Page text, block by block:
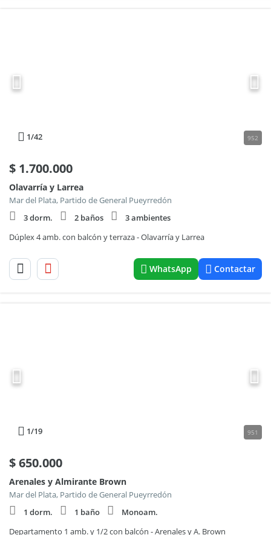
1/42 952
$ 1.700.000
Olavarría y Larrea
Mar del Plata, Partido de General Pueyrredón
3 dorm.
2 baños
3 ambientes
Dúplex 4 amb. con balcón y terraza - Olavarría y Larrea
WhatsApp Contactar
1/19 951
$650.000
Arenales y Almirante Brown
Mar del Plata, Partido de General Pueyrredón
1 dorm.
1 baño
Monoam.
Departamento 1 amb. y 1/2 con balcón - Arenales y A. Brown